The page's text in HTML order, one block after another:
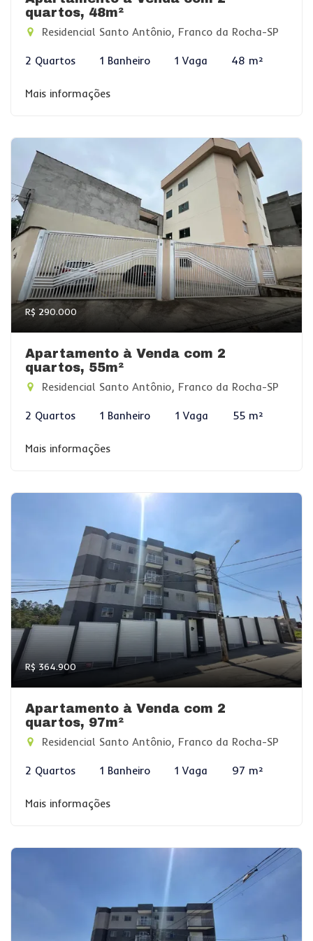
quartos, 48m²
Residencial Santo Antônio, Franco da Rocha-SP
2 Quartos 1 Banheiro 1 Vaga 48 m²
Mais informações
R$ 290.000
Apartamento à Venda com 2
quartos, 55m²
Residencial Santo Antônio, Franco da Rocha-SP
2 Quartos 1 Banheiro 1 Vaga 55 m²
Mais informações
R$ 364.900
Apartamento à Venda com 2
quartos, 97m²
Residencial Santo Antônio, Franco da Rocha-SP
2 Quartos 1 Banheiro 1 Vaga 97 m²
Mais informações